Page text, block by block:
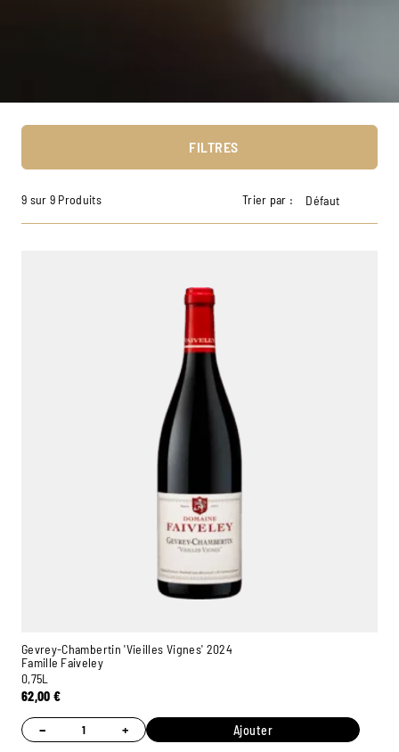
FILTRES
9 sur 9 Produits Trier par : Défaut
Gevrey-Chambertin 'Vieilles Vignes' 2024
Famille Faiveley
0,75L
62,00€
− + Ajouter